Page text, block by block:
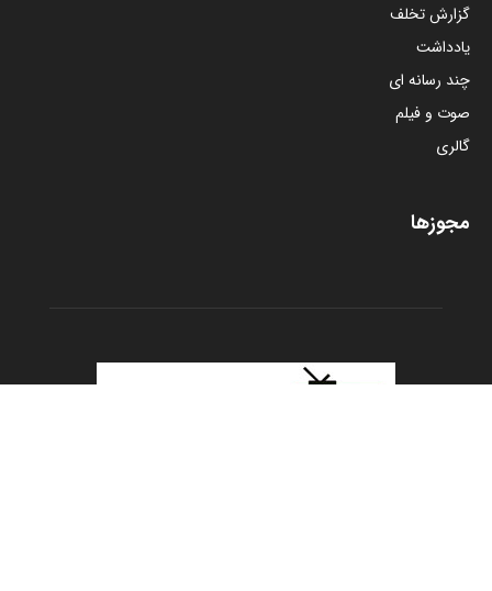
گزارش تخلف
یادداشت
چند رسانه ای
صوت و فیلم
گالری
مجوزها